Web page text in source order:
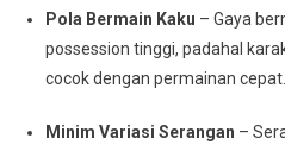
Pola Bermain Kaku – Gaya
possession tinggi, padahal
cocok dengan permainan cepat.
Minim Variasi Serangan –